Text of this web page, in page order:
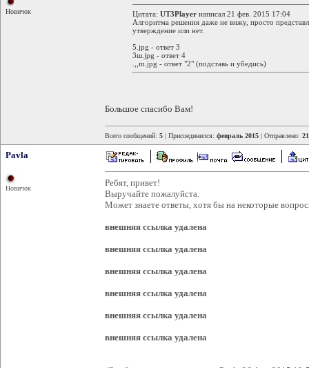
Новичок Цитата: UT3Player написал 21 фев. 2015 17:04
Алгоритма решения даже не вижу, просто
утверждение или нет.
5.jpg - ответ 3
3ш.jpg - ответ 4
.,,m.jpg - ответ "2" (подставь и убедись)
Большое спасибо Вам!
Всего сообщений: 5 | Присоединился: февраль 2015 | Отправлено:
Pavla
Новичок
Ребят, привет!
Выручайте пожалуйста.
Может знаете ответы, хотя бы на некоторые
внешняя ссылка удалена
внешняя ссылка удалена
внешняя ссылка удалена
внешняя ссылка удалена
внешняя ссылка удалена
внешняя ссылка удалена